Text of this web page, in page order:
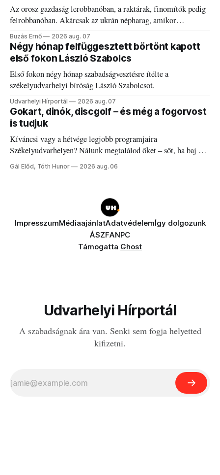
Az orosz gazdaság lerobbanóban, a raktárak, finomítók pedig
felrobbanóban. Akárcsak az ukrán népharag, amikor
elégedetlen vezetőivel.
Buzás Ernő 2026 aug. 07
Négy hónap felfüggesztett börtönt kapott
első fokon László Szabolcs
Első fokon négy hónap szabadságvesztésre ítélte a
székelyudvarhelyi bíróság László Szabolcsot.
Udvarhelyi Hírportál 2026 aug. 07
Gokart, dinók, discgolf – és még a fogorvost
is tudjuk
Kíváncsi vagy a hétvége legjobb programjaira
Székelyudvarhelyen? Nálunk megtalálod őket – sőt, ha baj van
a fogaddal, a fogorvosi ügyeletet is!
Gál Előd, Tóth Hunor 2026 aug. 06
ImpresszumMédiaajánlatAdatvédelemÍgy dolgozunk
ÁSZFANPC
Támogatta Ghost
Udvarhelyi Hírportál
A szabadságnak ára van. Senki sem fogja helyetted
kifizetni.